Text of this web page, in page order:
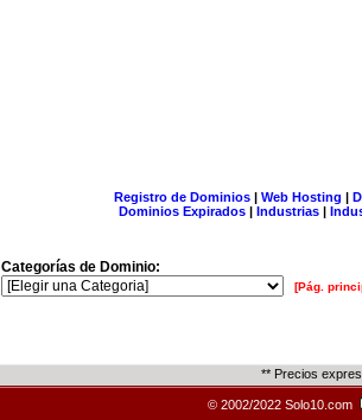
Registro de Dominios| Web Hosting |
Dominios Expirados | Industrias |
Categorías de Dominio:
[Pág.
** Precios
© 2002/2022 Solo10.com